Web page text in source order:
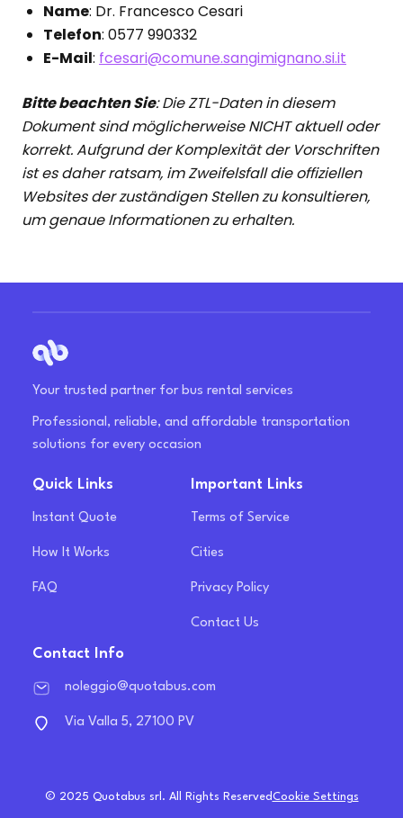
Name: Dr. Francesco Cesari
Telefon: 0577 990332
E-Mail: fcesari@comune.sangimignano.si.it
Bitte beachten Sie: Die ZTL-Daten in diesem
Dokument sind möglicherweise NICHT aktuell oder
korrekt. Aufgrund der Komplexität der Vorschriften
ist es daher ratsam, im Zweifelsfall die offiziellen
Websites der zuständigen Stellen zu konsultieren,
um genaue Informationen zu erhalten.
Your trusted partner for bus rental services
Professional, reliable, and affordable transportation
solutions for every occasion
Quick Links
Instant Quote
How It Works
FAQ
Important Links
Terms of Service
Cities
Privacy Policy
Contact Us
Contact Info
noleggio@quotabus.com
Via Valla 5, 27100 PV
© 2025 Quotabus srl. All Rights ReservedCookie Settings